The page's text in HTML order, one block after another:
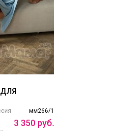
мм266/1
3 350 руб.